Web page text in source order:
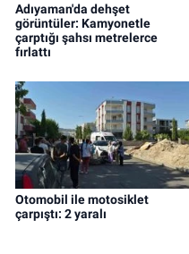
Adıyaman'da dehşet
görüntüler: Kamyonetle
çarptığı şahsı metrelerce
fırlattı
Otomobil ile motosiklet
çarpıştı: 2 yaralı